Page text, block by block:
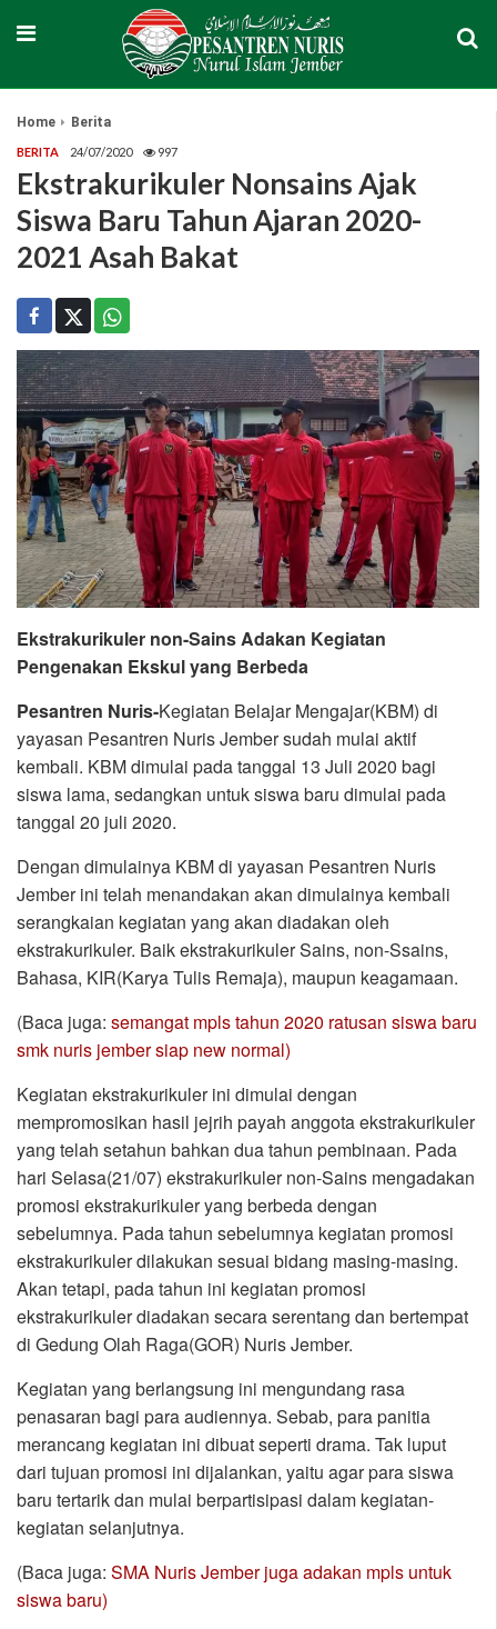
Home Berita
BERITA 24/07/2020 997
Ekstrakurikuler Nonsains Ajak
Siswa Baru Tahun Ajaran 2020-
2021 Asah Bakat
Ekstrakurikuler non-Sains Adakan Kegiatan
Pengenakan Ekskul yang Berbeda
Pesantren Nuris-Kegiatan Belajar Mengajar(KBM) di
yayasan Pesantren Nuris Jember sudah mulai aktif
kembali. KBM dimulai pada tanggal 13 Juli 2020 bagi
siswa lama, sedangkan untuk siswa baru dimulai pada
tanggal 20 juli 2020.
Dengan dimulainya KBM di yayasan Pesantren Nuris
Jember ini telah menandakan akan dimulainya kembali
serangkaian kegiatan yang akan diadakan oleh
ekstrakurikuler. Baik ekstrakurikuler Sains, non-Ssains,
Bahasa, KIR(Karya Tulis Remaja), maupun keagamaan.
(Baca juga: semangat mpls tahun 2020 ratusan siswa baru
smk nuris jember siap new normal)
Kegiatan ekstrakurikuler ini dimulai dengan
mempromosikan hasil jejrih payah anggota ekstrakurikuler
yang telah setahun bahkan dua tahun pembinaan. Pada
hari Selasa(21/07) ekstrakurikuler non-Sains mengadakan
promosi ekstrakurikuler yang berbeda dengan
sebelumnya. Pada tahun sebelumnya kegiatan promosi
ekstrakurikuler dilakukan sesuai bidang masing-masing.
Akan tetapi, pada tahun ini kegiatan promosi
ekstrakurikuler diadakan secara serentang dan bertempat
di Gedung Olah Raga(GOR) Nuris Jember.
Kegiatan yang berlangsung ini mengundang rasa
penasaran bagi para audiennya. Sebab, para panitia
merancang kegiatan ini dibuat seperti drama. Tak luput
dari tujuan promosi ini dijalankan, yaitu agar para siswa
baru tertarik dan mulai berpartisipasi dalam kegiatan-
kegiatan selanjutnya.
(Baca juga: SMA Nuris Jember juga adakan mpls untuk
siswa baru)